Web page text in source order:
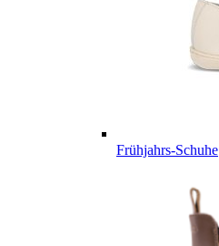
Frühjahrs-Schuhe